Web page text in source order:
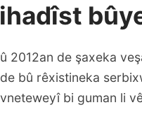
2012an de şaxeka
bû rêxistineka
bi guman li